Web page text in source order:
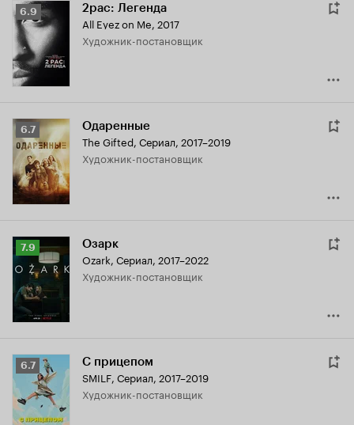
Рейтинг
Кинопоиска
6.9
6.9 2pac: Легенда
All Eyez on Me, 2017
Художник-постановщик
Рейтинг
Кинопоиска
6.7
6.7 Одаренные
The Gifted, Сериал, 2017–2019
Художник-постановщик
Рейтинг
Кинопоиска
7.9
7.9 Озарк
Ozark, Сериал, 2017–2022
Художник-постановщик
Рейтинг
Кинопоиска
6.7
6.7 С прицепом
SMILF, Сериал, 2017–2019
Художник-постановщик